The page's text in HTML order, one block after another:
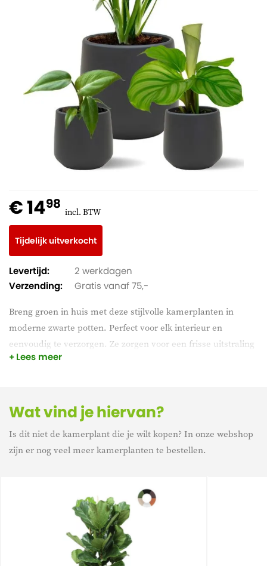
Breng groen in huis met deze stijlvolle kamerplanten in
moderne zwarte potten. Perfect voor elk interieur en
eenvoudig te verzorgen. Ze zorgen voor een frisse uitstraling
en verbeteren de luchtkwaliteit. Ideaal voor thuis of op
Lees meer
Tijdelijk uitverkocht
€ 1498 incl. BTW
Levertijd:
2 werkdagen
Verzending:
Gratis vanaf 75,-
Wat vind je hiervan?
Is dit niet de kamerplant die je wilt kopen? In onze webshop
zijn er nog veel meer kamerplanten te bestellen.